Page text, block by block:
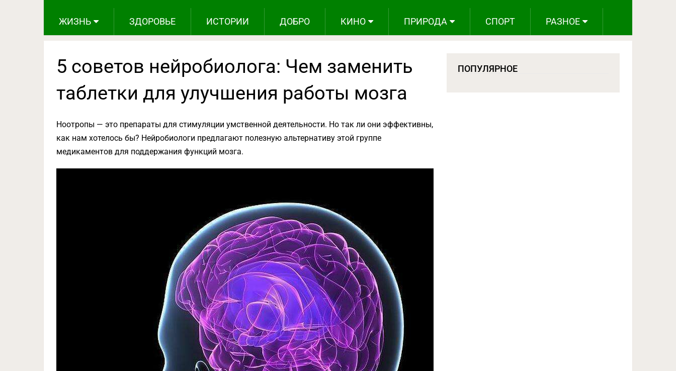
ЖИЗНЬ ЗДОРОВЬЕ ИСТОРИИ ДОБРО КИНО ПРИРОДА СПОРТ РАЗНОЕ
5 советов нейробиолога: Чем заменить
таблетки для улучшения работы мозга
Ноотропы — это препараты для стимуляции умственной деятельности. Но так ли они эффективны,
как нам хотелось бы? Нейробиологи предлагают полезную альтернативу этой группе
медикаментов для поддержания функций мозга.
ПОПУЛЯРНОЕ